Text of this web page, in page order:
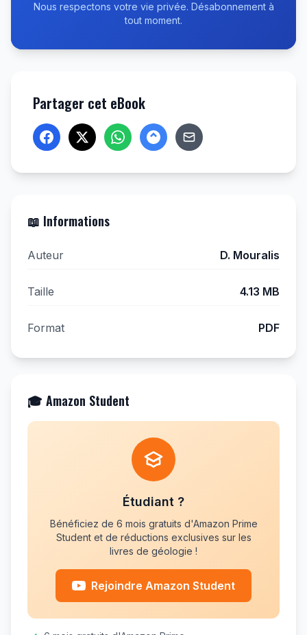
Nous respectons votre vie privée. Désabonnement à
tout moment.
Partager cet eBook
📖 Informations
Auteur D. Mouralis
Taille 4.13 MB
Format PDF
🎓 Amazon Student
Étudiant ?
Bénéficiez de 6 mois gratuits d'Amazon Prime
Student et de réductions exclusives sur les
livres de géologie !
Rejoindre Amazon Student